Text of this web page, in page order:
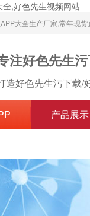
全,好色先生视频网站
大全生产厂家,常年现
注好色先生
造好色先生污下载/
产品展示